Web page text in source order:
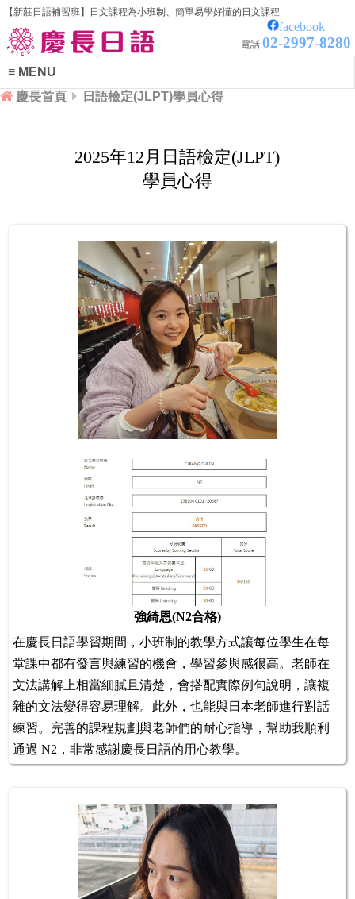
【新莊日語補習班】日文課程為小班制、簡單易學好懂的日文課程
facebook
電話:02-2997-8280
MENU
慶長首頁
日語檢定(JLPT)學員心得
2025年12月日語檢定(JLPT)
學員心得
強綺恩(N2合格)
在慶長日語學習期間，小班制的教學方式讓每位學生在每
堂課中都有發言與練習的機會，學習參與感很高。老師在
文法講解上相當細膩且清楚，會搭配實際例句說明，讓複
雜的文法變得容易理解。此外，也能與日本老師進行對話
練習。完善的課程規劃與老師們的耐心指導，幫助我順利
通過 N2，非常感謝慶長日語的用心教學。